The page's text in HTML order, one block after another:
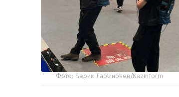
Фото: Берик Табынбаев/Kazinform